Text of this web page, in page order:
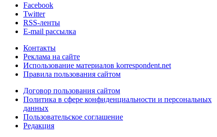
Facebook
Twitter
RSS-ленты
E-mail рассылка
Контакты
Реклама на сайте
Использование материалов korrespondent.net
Правила пользования сайтом
Договор пользования сайтом
Политика в сфере конфиденциальности и персональных
данных
Пользовательское соглашение
Редакция